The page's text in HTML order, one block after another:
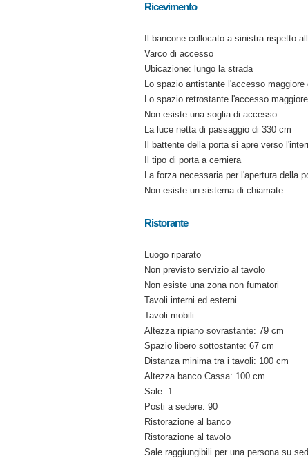
Ricevimento
Il bancone collocato a sinistra rispetto
Varco di accesso
Ubicazione: lungo la strada
Lo spazio antistante l'accesso
Lo spazio retrostante l'accesso
Non esiste una soglia di accesso
La luce netta di passaggio di 330 cm
Il battente della porta si apre verso
Il tipo di porta a cerniera
La forza necessaria per l'apertura della
Non esiste un sistema di chiamate
Ristorante
Luogo riparato
Non previsto servizio al tavolo
Non esiste una zona non fumatori
Tavoli interni ed esterni
Tavoli mobili
Altezza ripiano sovrastante: 79 cm
Spazio libero sottostante: 67 cm
Distanza minima tra i tavoli: 100 cm
Altezza banco Cassa: 100 cm
Sale: 1
Posti a sedere: 90
Ristorazione al banco
Ristorazione al tavolo
Sale raggiungibili per una persona su